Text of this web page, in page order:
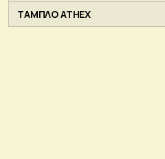
ΤΑΜΠΛΟ ATHEX